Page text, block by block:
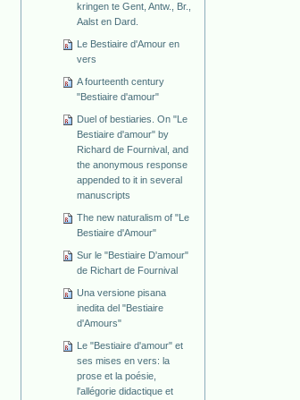
kringen te Gent, Antw., Br.,
Aalst en Dard.
Le Bestiaire d'Amour en
vers
A fourteenth century
"Bestiaire d'amour"
Duel of bestiaries. On "Le
Bestiaire d'amour" by
Richard de Fournival, and
the anonymous response
appended to it in several
manuscripts
The new naturalism of "Le
Bestiaire d'Amour"
Sur le "Bestiaire D'amour"
de Richart de Fournival
Una versione pisana
inedita del "Bestiaire
d'Amours"
Le "Bestiaire d'amour" et
ses mises en vers: la
prose et la poésie,
l'allégorie didactique et